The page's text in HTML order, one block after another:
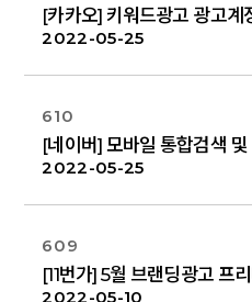
2022-05-25
610
2022-05-25
609
2022-05-10